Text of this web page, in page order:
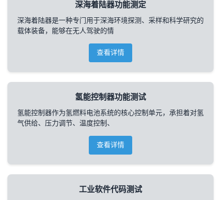
深海着陆器功能测定
深海着陆器是一种专门用于深海环境探测、采样和科学研究的
载体装备，能够在无人驾驶的情
查看详情
氢能控制器功能测试
氢能控制器作为氢燃料电池系统的核心控制单元，承担着对氢
气供给、压力调节、温度控制、
查看详情
工业软件代码测试